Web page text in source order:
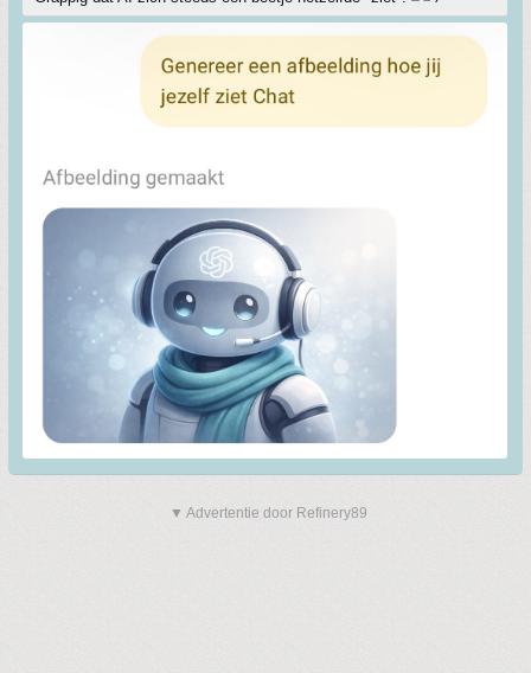
▼ Advertentie door Refinery89